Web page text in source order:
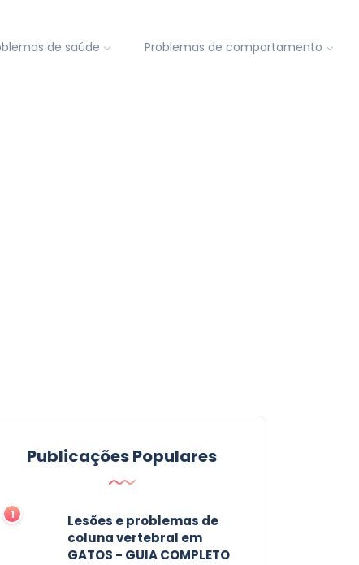
de saúde Problemas de comportamento
Publicações Populares
1
Lesões e problemas de
coluna vertebral em
GATOS - GUIA COMPLETO